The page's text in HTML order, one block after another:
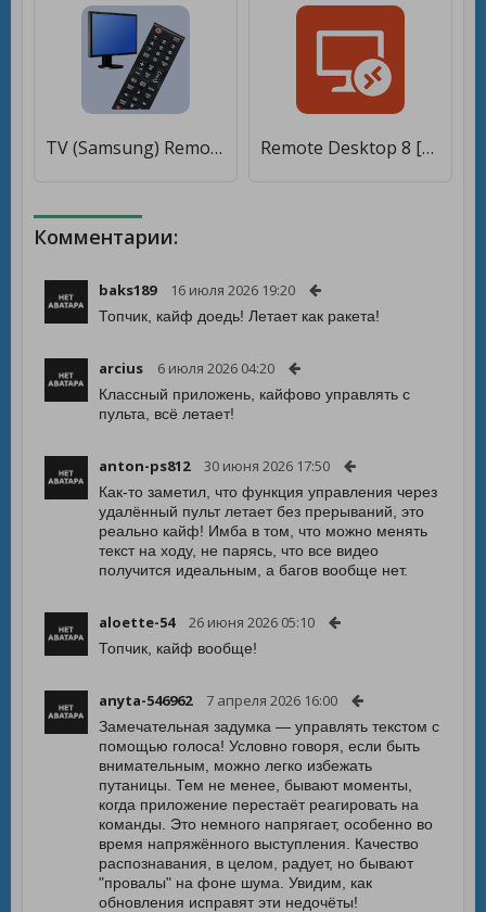
TV (Samsung) Remote Control [Без рекламы] Remote Desktop 8 [Premium]
Комментарии:
baks189 16 июля 2026 19:20
Топчик, кайф доедь! Летает как ракета!
arcius 6 июля 2026 04:20
Классный приложень, кайфово управлять с
пульта, всё летает!
anton-ps812 30 июня 2026 17:50
Как-то заметил, что функция управления через
удалённый пульт летает без прерываний, это
реально кайф! Имба в том, что можно менять
текст на ходу, не парясь, что все видео
получится идеальным, а багов вообще нет.
aloette-54 26 июня 2026 05:10
Топчик, кайф вообще!
anyta-546962 7 апреля 2026 16:00
Замечательная задумка — управлять текстом с
помощью голоса! Условно говоря, если быть
внимательным, можно легко избежать
путаницы. Тем не менее, бывают моменты,
когда приложение перестаёт реагировать на
команды. Это немного напрягает, особенно во
время напряжённого выступления. Качество
распознавания, в целом, радует, но бывают
"провалы" на фоне шума. Увидим, как
обновления исправят эти недочёты!